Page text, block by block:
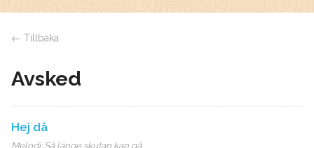
← Tillbaka
Avsked
Hej då
Melodi: Så länge skutan kan gå